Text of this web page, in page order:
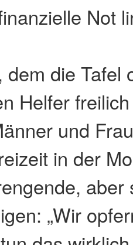
Not
dem die Tafel
Helfer
und
in der
„Wir